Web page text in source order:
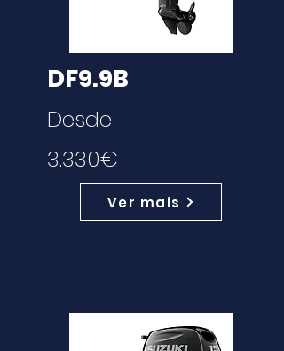
DF9.9B
Desde
3.330€
Ver mais